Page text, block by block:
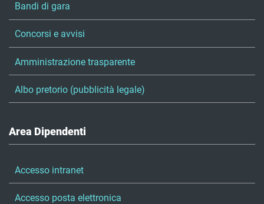
Bandi di gara
Concorsi e avvisi
Amministrazione trasparente
Albo pretorio (pubblicità legale)
Area Dipendenti
Accesso intranet
Accesso posta elettronica